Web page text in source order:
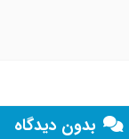
بدون دیدگاه